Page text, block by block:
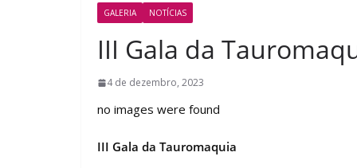
GALERIA NOTÍCIAS
III Gala da
4 de dezembro, 2023
no images were found
III Gala da Tauromaquia